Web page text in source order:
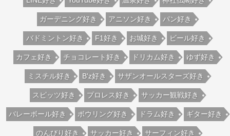
ガーデニング好き アニソン好き パン好き
バドミントン好き F1好き お城好き ビール好き
カフェ好き チョコレート好き ドリカム好き ゆず好き
ミスチル好き B'z好き サザンオールスターズ好き
スピッツ好き プロレス好き サッカー観戦好き
バレーボール好き ボウリング好き ドラム好き ギター好き
のんびり好き サッカー好き サーフィン好き